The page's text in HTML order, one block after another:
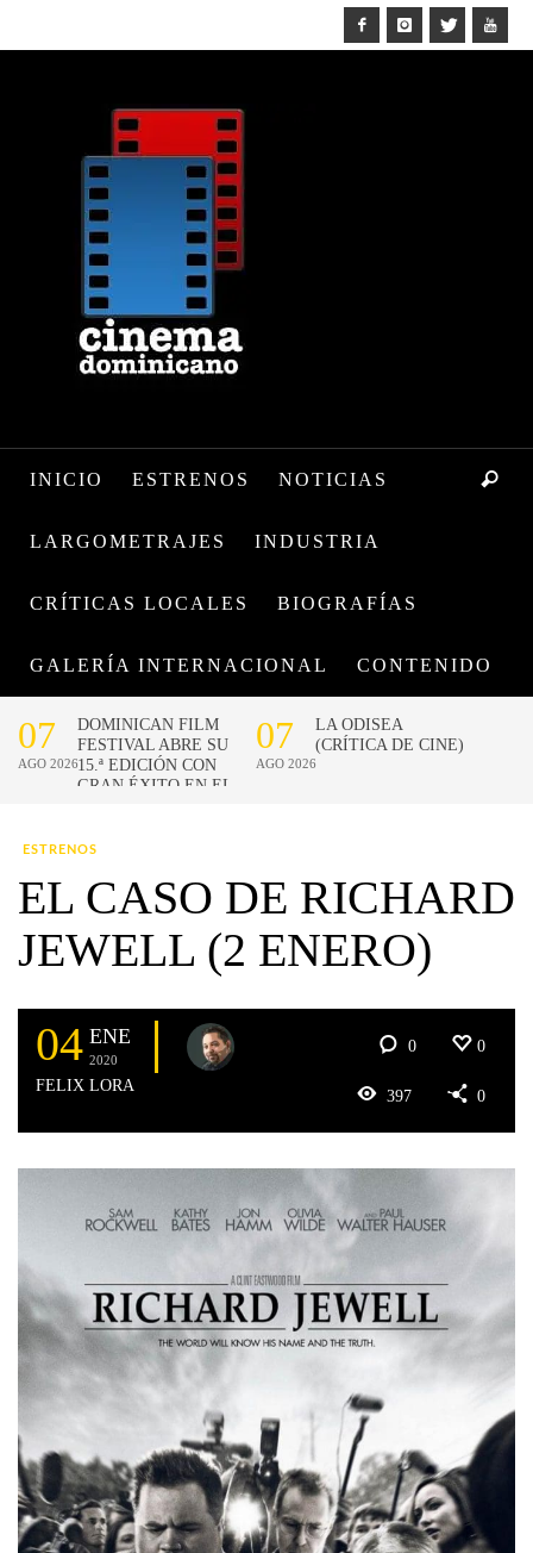
INICIO ESTRENOS NOTICIAS
LARGOMETRAJES INDUSTRIA
CRÍTICAS LOCALES BIOGRAFÍAS
GALERÍA INTERNACIONAL CONTENIDO
ESTRENOS
EL CASO DE RICHARD
JEWELL (2 ENERO)
04 ENE
2020
FELIX LORA
0 0
397 0